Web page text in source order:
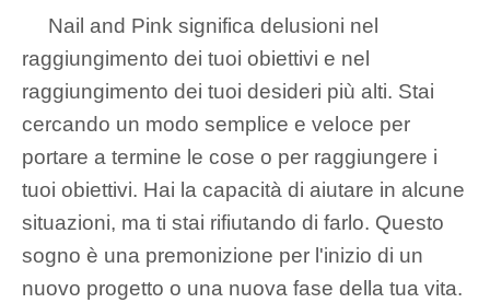
Nail and Pink significa delusioni nel
raggiungimento dei tuoi obiettivi e nel
raggiungimento dei tuoi desideri più alti. Stai
cercando un modo semplice e veloce per
portare a termine le cose o per raggiungere i
tuoi obiettivi. Hai la capacità di aiutare in alcune
situazioni, ma ti stai rifiutando di farlo. Questo
sogno è una premonizione per l'inizio di un
nuovo progetto o una nuova fase della tua vita.